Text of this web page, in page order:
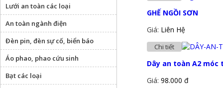
GHẾ NGỒI SƠN
Giá: Liên Hệ
Chi tiết
Dây an toàn A2 móc
Giá: 98.000 đ
Lưới an toàn các loại
An toàn ngành điện
Đèn pin, đèn sự cố, biển báo
Áo phao, phao cứu sinh
Bạt các loại